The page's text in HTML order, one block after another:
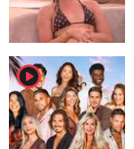
player2